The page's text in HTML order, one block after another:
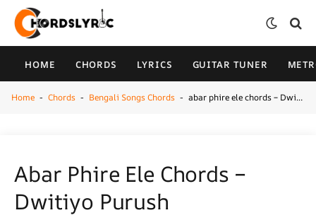
HOME CHORDS LYRICS GUITAR TUNER
Home - Chords - Bengali Songs Chords - abar phire ele chords – Dwitiyo Purush
Abar Phire Ele Chords –
Dwitiyo Purush